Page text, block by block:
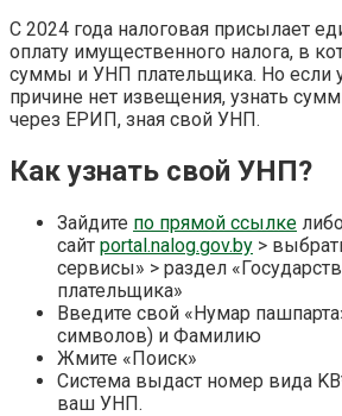
С 2024 года налоговая присылает
оплату имущественного налога, в
суммы и УНП плательщика. Но если
причине нет извещения, узнать
через ЕРИП, зная свой УНП.
Как узнать свой УНП?
Зайдите по прямой ссылке
сайт portal.nalog.gov.by >
сервисы» > раздел
плательщика»
Введите свой «Нумар
символов) и Фамилию
Жмите «Поиск»
Система выдаст номер вида
ваш УНП.